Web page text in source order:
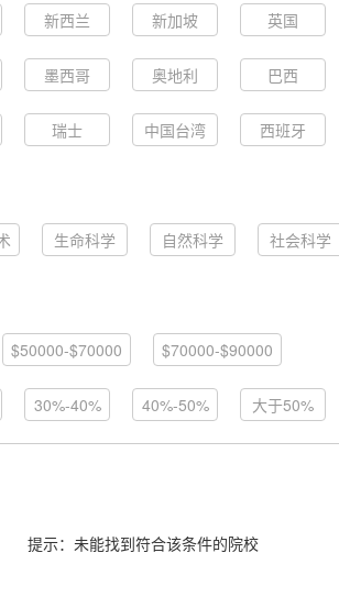
新西兰 新加坡 英国
墨西哥 奥地利 巴西
瑞士 中国台湾 西班牙
生命科学 自然科学 社会科学
$50000-$70000 $70000-$90000
30%-40% 40%-50% 大于50%
提示：未能找到符合该条件的院校